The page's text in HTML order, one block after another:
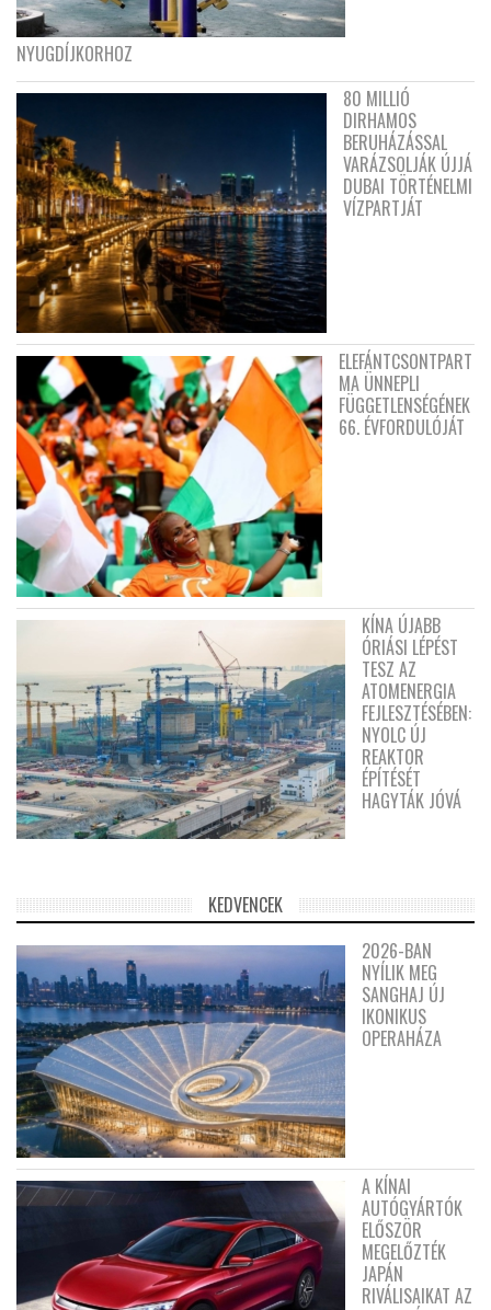
NYUGDÍJKORHOZ
80 MILLIÓ
DIRHAMOS
BERUHÁZÁSSAL
VARÁZSOLJÁK ÚJJÁ
DUBAI TÖRTÉNELMI
VÍZPARTJÁT
ELEFÁNTCSONTPART
MA ÜNNEPLI
FÜGGETLENSÉGÉNEK
66. ÉVFORDULÓJÁT
KÍNA ÚJABB
ÓRIÁSI LÉPÉST
TESZ AZ
ATOMENERGIA
FEJLESZTÉSÉBEN:
NYOLC ÚJ
REAKTOR
ÉPÍTÉSÉT
HAGYTÁK JÓVÁ
KEDVENCEK
2026-BAN
NYÍLIK MEG
SANGHAJ ÚJ
IKONIKUS
OPERAHÁZA
A KÍNAI
AUTÓGYÁRTÓK
ELŐSZÖR
MEGELŐZTÉK
JAPÁN
RIVÁLISAIKAT AZ